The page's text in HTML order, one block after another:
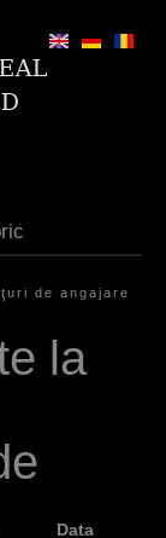
de angajare
la
Data